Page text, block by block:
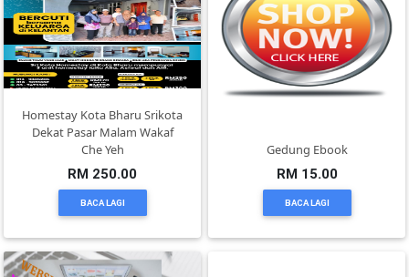
Homestay Kota Bharu Srikota
Dekat Pasar Malam Wakaf
Che Yeh
RM 250.00
BACA LAGI
Gedung Ebook
RM 15.00
BACA LAGI
PENDIDIKAN(19)
DAN
TUDUNG(0)
ARTIKEL(14)